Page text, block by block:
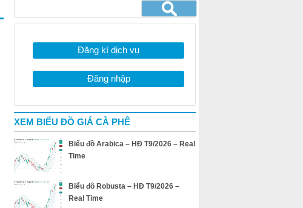
Đăng kí dịch vụ
Đăng nhập
XEM BIỂU ĐỒ GIÁ CÀ PHÊ
Biểu đồ Arabica – HĐ T9/2026 – Real
Time
Biểu đồ Robusta – HĐ T9/2026 –
Real Time